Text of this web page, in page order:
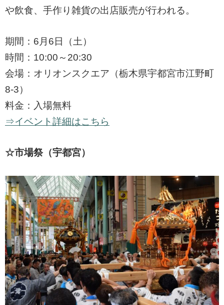
や飲食、手作り雑貨の出店販売が行われる。
期間：6月6日（土）
時間：10:00～20:30
会場：オリオンスクエア（栃木県宇都宮市江野町
8-3）
料金：入場無料
⇒イベント詳細はこちら
☆市場祭（宇都宮）